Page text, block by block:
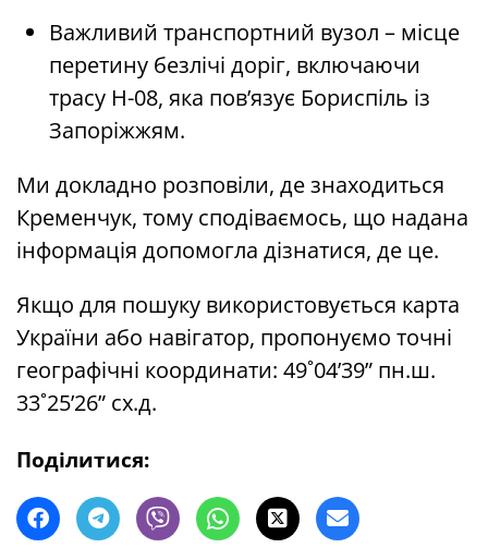
Важливий транспортний вузол – місце
перетину безлічі доріг, включаючи
трасу Н-08, яка пов’язує Бориспіль із
Запоріжжям.
Ми докладно розповіли, де знаходиться
Кременчук, тому сподіваємось, що надана
інформація допомогла дізнатися, де це.
Якщо для пошуку використовується карта
України або навігатор, пропонуємо точні
географічні координати: 49˚04’39” пн.ш.
33˚25’26” сх.д.
Поділитися: